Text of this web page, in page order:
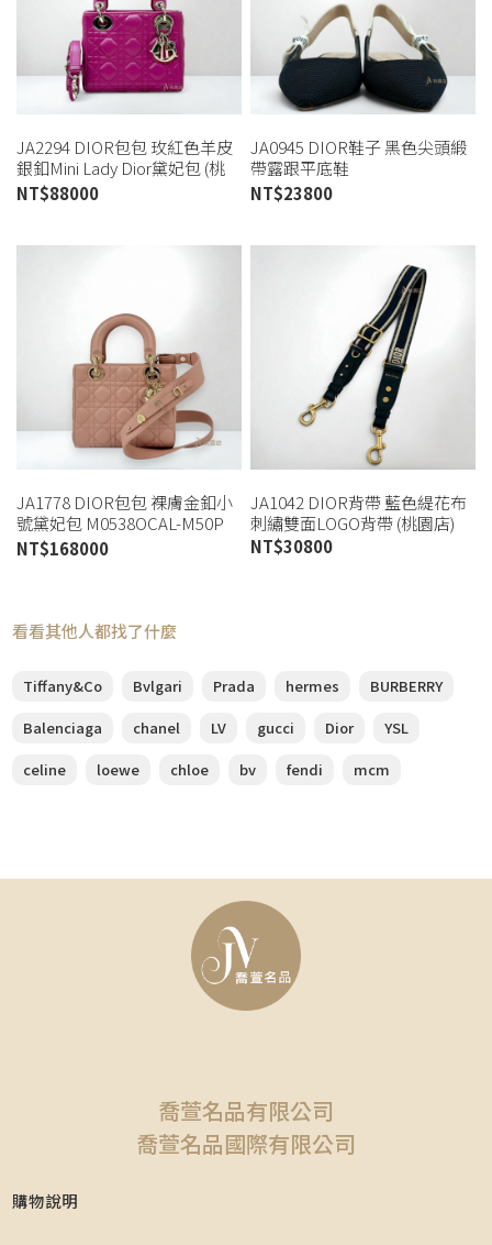
JA2294 DIOR包包 玫紅色羊皮
銀釦Mini Lady Dior黛妃包 (桃
園店)
NT$88000
JA0945 DIOR鞋子 黑色尖頭緞
帶露跟平底鞋
KCB384TFL_S900 (桃園店)
NT$23800
JA1778 DIOR包包 裸膚金釦小
號黛妃包 M0538OCAL-M50P
(桃園店)
NT$168000
JA1042 DIOR背帶 藍色緹花布
刺繡雙面LOGO背帶 (桃園店)
NT$30800
看看其他人都找了什麼
Tiffany&Co Bvlgari Prada hermes
BURBERRY
Balenciaga
chanel LV gucci Dior
YSL
celine
loewe chloe bv fendi mcm
喬萱名品有限公司
喬萱名品國際有限公司
購物說明